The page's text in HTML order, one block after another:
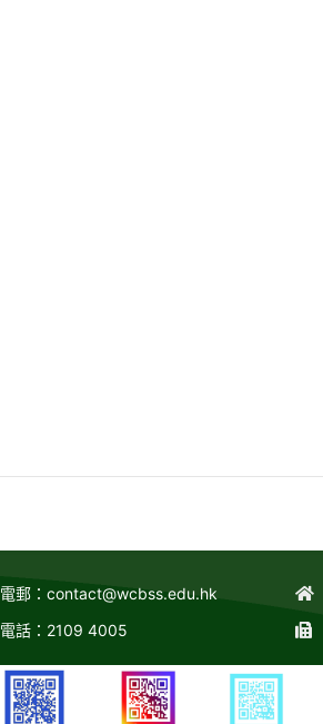
電郵： contact@wcbss.edu.hk
電話：2109 4005